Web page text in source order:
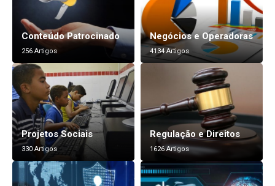
Conteúdo Patrocinado
256 Artigos
Negócios e Operadoras
4134 Artigos
Projetos Sociais
330 Artigos
Regulação e Direitos
1626 Artigos